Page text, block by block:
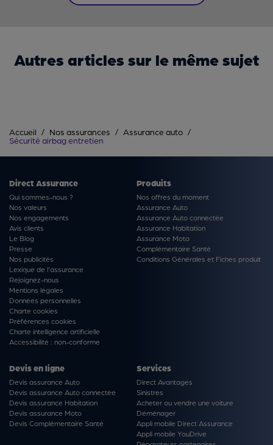
Autres articles sur le même sujet
Accueil Nos assurances
Assurance auto
Sécurité airbag entretien
Direct Assurance
Qui sommes-nous ?
Nos valeurs
Nos engagements
Avis clients
Le Blog
Presse
Nos publicités
Lexique de l'assurance
Rejoignez-nous
Mentions légales
Données personnelles
Charte cookies
Préférences cookies
Charte intelligence artificielle
Accessibilité : non-conforme
Produits
Nos offres du moment
Assurance Auto
Assurance Auto connectée
Assurance Habitation
Assurance Moto
Complémentaire Santé
Conditions Générales et Fiches produit
Devis en ligne
Devis assurance Auto
Devis assurance Auto connectée
Devis assurance Habitation
Devis assurance Moto
Devis Complémentaire Santé
Services
Direct Avantages
Sinistres
Acheter ou vendre une voiture
Déménager
Appli mobile Direct Assurance
Appli mobile YouDrive